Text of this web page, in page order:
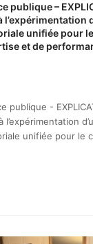
publique –
l’expérimentation
unifiée pour
et de
publique -
l’expérimentation
unifiée pour le